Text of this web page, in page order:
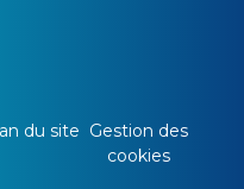
du site Gestion des
cookies